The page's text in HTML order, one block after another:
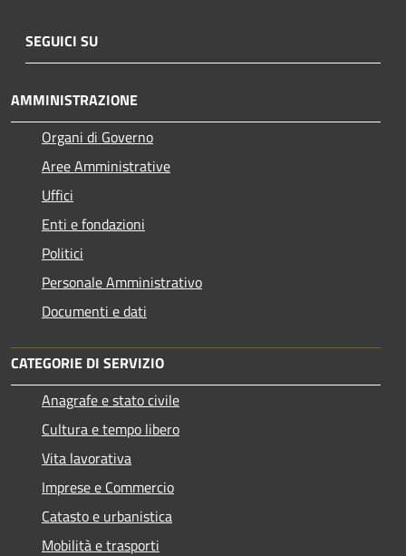
SEGUICI SU
AMMINISTRAZIONE
Organi di Governo
Aree Amministrative
Uffici
Enti e fondazioni
Politici
Personale Amministrativo
Documenti e dati
CATEGORIE DI SERVIZIO
Anagrafe e stato civile
Cultura e tempo libero
Vita lavorativa
Imprese e Commercio
Catasto e urbanistica
Mobilità e trasporti